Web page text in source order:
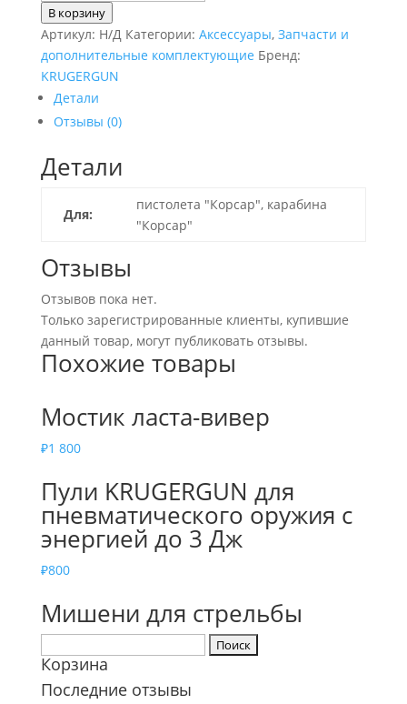
товара
Дульный
тормоз-
компенсатор
(ДТК)
В корзину
Артикул: Н/Д Категории: Аксессуары, Запчасти и
дополнительные комплектующие Бренд:
KRUGERGUN
Детали
Отзывы (0)
Детали
Для:
пистолета "Корсар", карабина
"Корсар"
Отзывы
Отзывов пока нет.
Только зарегистрированные клиенты, купившие
данный товар, могут публиковать отзывы.
Похожие товары
Мостик ласта-вивер
₽1 800
Пули KRUGERGUN для
пневматического оружия с
энергией до 3 Дж
₽800
Мишени для стрельбы
Корзина
Последние отзывы